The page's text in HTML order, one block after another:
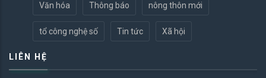
Văn hóa Thông báo nông thôn mới
tổ công nghệ số Tin tức Xã hội
LIÊN HỆ